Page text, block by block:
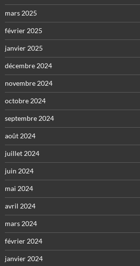
mars 2025
février 2025
janvier 2025
décembre 2024
novembre 2024
octobre 2024
septembre 2024
août 2024
juillet 2024
juin 2024
mai 2024
avril 2024
mars 2024
février 2024
janvier 2024